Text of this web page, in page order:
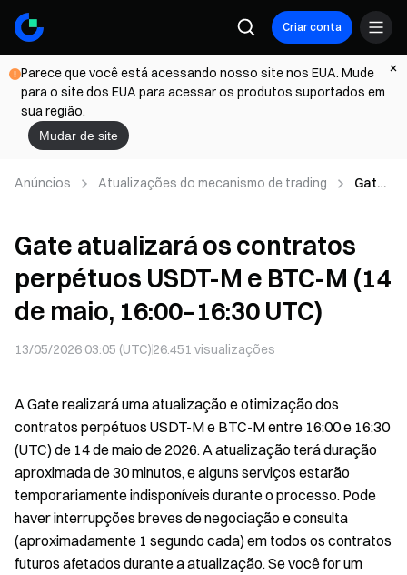
Criar conta
Parece que você está acessando nosso site nos EUA. Mude
para o site dos EUA para acessar os produtos suportados em
sua região.
Mudar de site
Anúncios Atualizações do mecanismo de trading
Gate
os
atos
perpé
maio,
16:00–
UTC)
Gate atualizará os contratos
perpétuos USDT-M e BTC-M (14
de maio, 16:00–16:30 UTC)
13/05/2026 03:05 (UTC)26.451 visualizações
A Gate realizará uma atualização e otimização dos
contratos perpétuos USDT-M e BTC-M entre 16:00 e 16:30
(UTC) de 14 de maio de 2026. A atualização terá duração
aproximada de 30 minutos, e alguns serviços estarão
temporariamente indisponíveis durante o processo. Pode
haver interrupções breves de negociação e consulta
(aproximadamente 1 segundo cada) em todos os contratos
futuros afetados durante a atualização. Se você for um